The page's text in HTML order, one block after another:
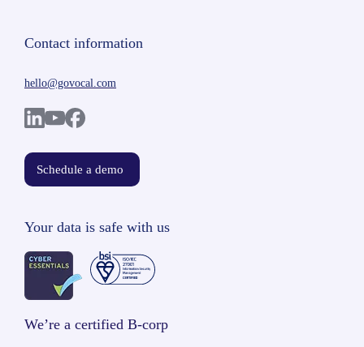
Contact information
hello@govocal.com
Schedule a demo
Your data is safe with us
We’re a certified B-corp